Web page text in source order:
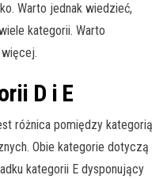
Warto jednak wiedzieć,
kategorii. Warto
D i E
różnica pomiędzy kategorią
Obie kategorie dotyczą
kategorii E dysponujący